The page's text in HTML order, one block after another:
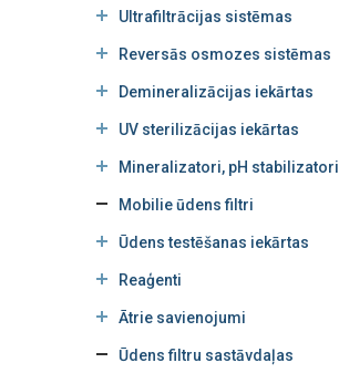
Ultrafiltrācijas sistēmas
Reversās osmozes sistēmas
Demineralizācijas iekārtas
UV sterilizācijas iekārtas
Mineralizatori, pH stabilizatori
Mobilie ūdens filtri
Ūdens testēšanas iekārtas
Reaģenti
Ātrie savienojumi
Ūdens filtru sastāvdaļas